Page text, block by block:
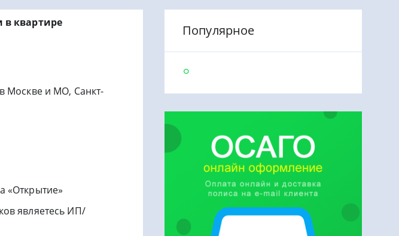
квартире
Москве и МО, Санкт-
«Открытие»
являетесь ИП/
Популярное